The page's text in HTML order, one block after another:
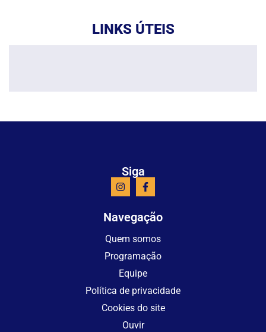
LINKS ÚTEIS
Siga
Navegação
Quem somos
Programação
Equipe
Política de privacidade
Cookies do site
Ouvir